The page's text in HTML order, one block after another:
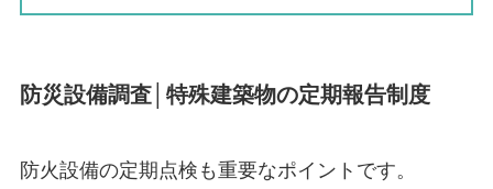
防災設備調査│特殊建築物の定期報告制度
防火設備の定期点検も重要なポイントです。